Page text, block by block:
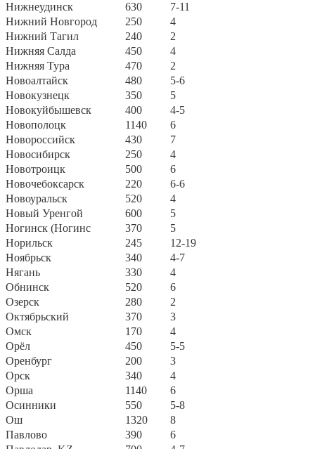
Нижнеудинск
630
7-11
Нижний Новгород
250
4
Нижний Тагил
240
2
Нижняя Салда
450
4
Нижняя Тура
470
2
Новоалтайск
480
5-6
Новокузнецк
350
5
Новокуйбышевск
400
4-5
Новополоцк
1140
6
Новороссийск
430
7
Новосибирск
250
4
Новотроицк
500
6
Новочебоксарск
220
6-6
Новоуральск
520
4
Новый Уренгой
600
5
Ногинск (Ногинс
370
5
Норильск
245
12-19
Ноябрьск
340
4-7
Нягань
330
4
Обнинск
520
6
Озерск
280
2
Октябрьский
370
3
Омск
170
4
Орёл
450
5-5
Оренбург
200
3
Орск
340
4
Орша
1140
6
Осинники
550
5-8
Ош
1320
8
Павлово
390
6